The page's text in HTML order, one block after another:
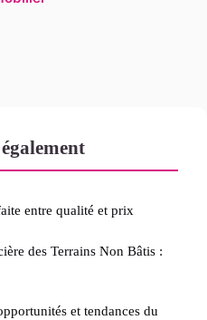
entre qualité et prix
des Terrains Non Bâtis :
et tendances du